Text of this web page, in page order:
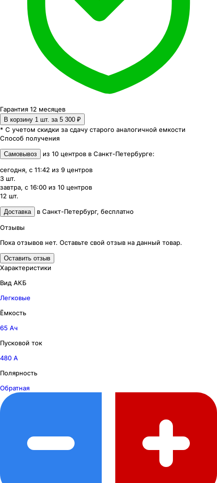
Гарантия 12 месяцев
В корзину 1 шт. за 5 300 ₽
* С учетом скидки за сдачу старого аналогичной емкости
Способ получения
Самовывоз из 10 центров в Санкт-Петербурге:
сегодня, с 11:42 из 9 центров
3 шт.
завтра, с 16:00 из 10 центров
12 шт.
Доставка в Санкт-Петербург, бесплатно
Отзывы
Пока отзывов нет. Оставьте свой отзыв на данный товар.
Оставить отзыв
Характеристики
Вид АКБ
Легковые
Ёмкость
65 Ач
Пусковой ток
480 А
Полярность
Обратная